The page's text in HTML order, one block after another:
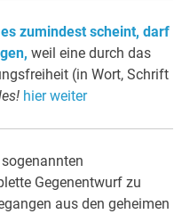
zumindest scheint, darf
weil eine durch das
(in Wort, Schrift
hier weiter
sogenannten
Gegenentwurf zu
aus den geheimen